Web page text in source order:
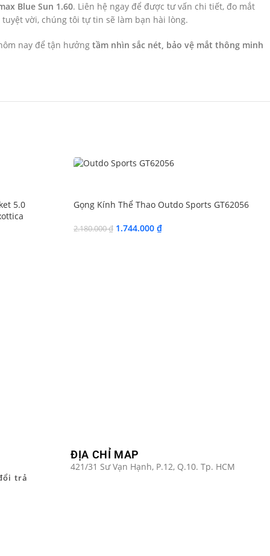
Blue Sun 1.60. Liên hệ ngay để được tư vấn chi tiết, đo mắt
vời, chúng tôi tự tin sẽ làm bạn hài lòng.
nay để tận hưởng tầm nhìn sắc nét, bảo vệ mắt thông minh
5.0
Gọng Kính Thể Thao Outdo Sports GT62056
2.180.000₫ 1.744.000 ₫
trả
ĐỊA CHỈ MAP
421/31 Sư Vạn Hạnh, P.12, Q.10. Tp. HCM